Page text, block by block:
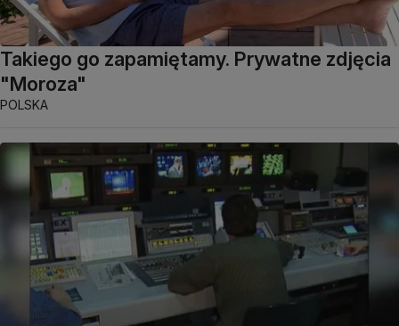
Takiego go zapamiętamy. Prywatne zdjęcia
"Moroza"
POLSKA